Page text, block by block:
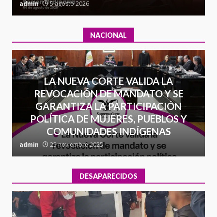
admin 5 agosto 2026
NACIONAL
LA NUEVA CORTE VALIDA LA
REVOCACIÓN DE MANDATO Y SE
GARANTIZA LA PARTICIPACIÓN
POLÍTICA DE MUJERES, PUEBLOS Y
COMUNIDADES INDÍGENAS
admin 25 noviembre 2025
DESAPARECIDOS